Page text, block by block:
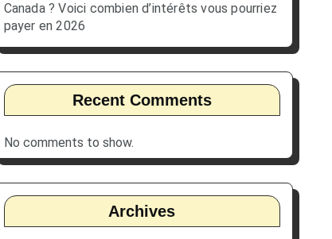
Canada ? Voici combien d’intérêts vous pourriez
payer en 2026
Recent Comments
No comments to show.
Archives